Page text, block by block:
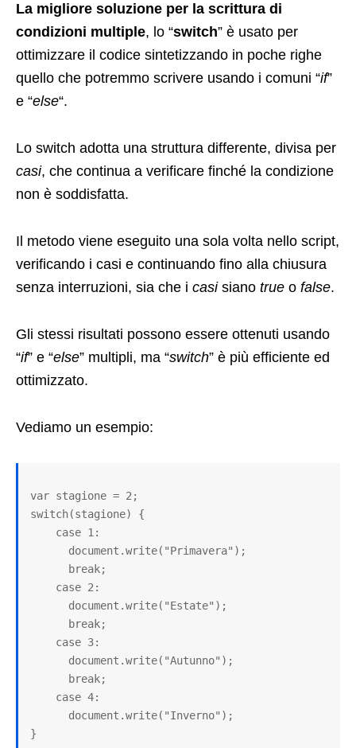
La migliore soluzione per la scrittura di
condizioni multiple, lo “switch” è usato per
ottimizzare il codice sintetizzando in poche righe
quello che potremmo scrivere usando i comuni “if”
e “else“.
Lo switch adotta una struttura differente, divisa per
casi, che continua a verificare finché la condizione
non è soddisfatta.
Il metodo viene eseguito una sola volta nello script,
verificando i casi e continuando fino alla chiusura
senza interruzioni, sia che i casi siano true o false.
Gli stessi risultati possono essere ottenuti usando
“if” e “else” multipli, ma “switch” è più efficiente ed
ottimizzato.
Vediamo un esempio:
var stagione = 2;
switch(stagione) {
}